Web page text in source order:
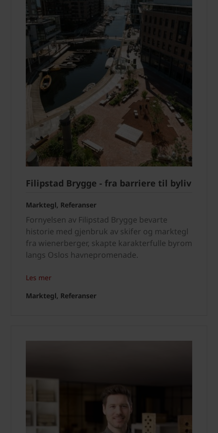
Filipstad Brygge - fra barriere til byliv
Marktegl, Referanser
Fornyelsen av Filipstad Brygge bevarte
historie med gjenbruk av skifer og marktegl
fra wienerberger, skapte karakterfulle byrom
langs Oslos havnepromenade.
Les mer
Marktegl, Referanser